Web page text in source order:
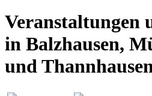
Veranstaltungen
in Balzhausen,
und